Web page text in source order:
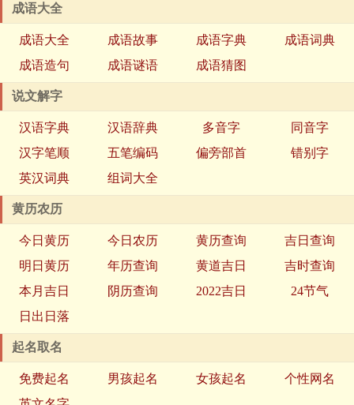
成语大全
成语大全 成语故事 成语字典
成语词典
成语造句
成语谜语 成语猜图
说文解字
汉语字典 汉语辞典 多音字
同音字
汉字笔顺
五笔编码 偏旁部首
错别字
英汉词典
组词大全
黄历农历
今日黄历 今日农历 黄历查询
吉日查询
明日黄历
年历查询 黄道吉日
吉时查询
本月吉日
阴历查询 2022吉日
24节气
日出日落
起名取名
免费起名 男孩起名 女孩起名
个性网名